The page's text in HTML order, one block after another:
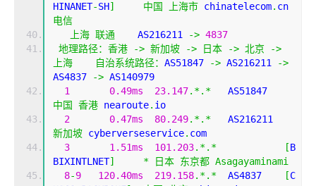
HINANET-SH] 中国 上海市 chinatelecom.
电信
上海 联通
    AS216211
-> 4837
地理路径：香港
-> 新加坡 -> 日本 -> 北京
->
上海
自治系统路径： AS51847 -> AS216211
->
AS4837
-> AS140979
1
0.49ms 23.147.*.*
中国
香港 nearoute. io
2
0.47ms 80.249.*.*
新加坡 cyberverseservice. com
3
1.51ms 101.203.*.* [B
BIXINTLNET] * 日本 东京都 Asagayaminami
8-9 120.40ms 219.158.*.*
  AS4837
[C